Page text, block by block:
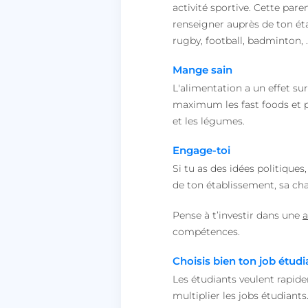
activité sportive. Cette
renseigner auprès de ton
rugby, football, badminton,
Mange sain
L'alimentation a un effet
maximum les fast foods et
et les légumes.
Engage-toi
Si tu as des idées
de ton établissement, sa
Pense à t’investir dans une
compétences.
Choisis bien ton job
Les étudiants veulent
multiplier les jobs étudiants.
__lc_cst
PERSISTID